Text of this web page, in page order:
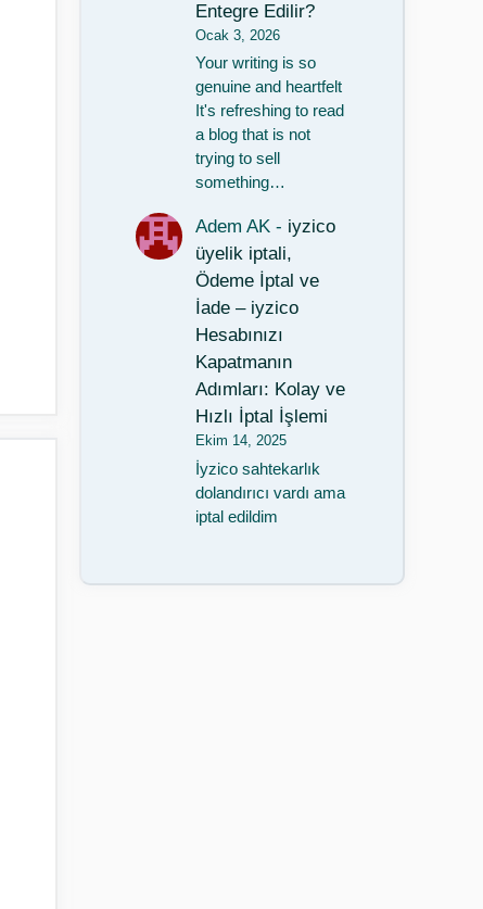
Entegre Edilir?
Ocak 3, 2026
Your writing is so
genuine and heartfelt
It's refreshing to read
a blog that is not
trying to sell
something…
Adem AK - iyzico
üyelik iptali,
Ödeme İptal ve
İade – iyzico
Hesabınızı
Kapatmanın
Adımları: Kolay ve
Hızlı İptal İşlemi
Ekim 14, 2025
İyzico sahtekarlık
dolandırıcı vardı ama
iptal edildim